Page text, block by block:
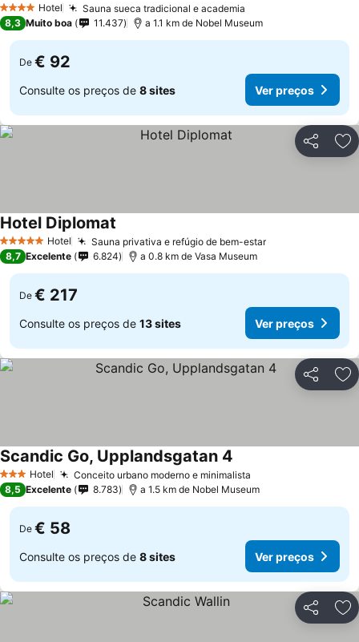
4 EstrelasHotel Sauna sueca tradicional e academia
8,3 Muito boa 11.437 a 1.1 km de Nobel Museum
De € 92
Consulte os preços de 8 sites Ver preços
Partilhar
5 Estrelas Hotel Sauna privativa e refúgio de bem-estar
Hotel Diplomat
8,7 Excelente 6.824 a 0.8 km de Vasa Museum
De € 217
Consulte os preços de 13 sites Ver preços
Partilhar
3 EstrelasHotel Conceito urbano moderno e minimalista
Scandic Go, Upplandsgatan 4
8,5 Excelente 8.783 a 1.5 km de Nobel Museum
De € 58
Consulte os preços de 8 sites Ver preços
Partilhar